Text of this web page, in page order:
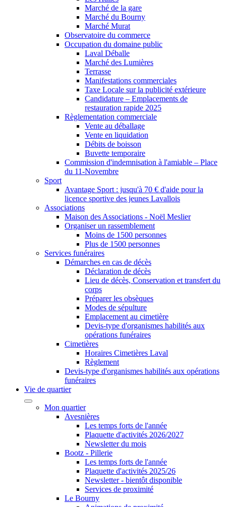
Marché de la gare
Marché du Bourny
Marché Murat
Observatoire du commerce
Occupation du domaine public
Laval Déballe
Marché des Lumières
Terrasse
Manifestations commerciales
Taxe Locale sur la publicité extérieure
Candidature – Emplacements de
restauration rapide 2025
Règlementation commerciale
Vente au déballage
Vente en liquidation
Débits de boisson
Buvette temporaire
Commission d'indemnisation à l'amiable – Place
du 11-Novembre
Sport
Avantage Sport : jusqu'à 70 € d'aide pour la
licence sportive des jeunes Lavallois
Associations
Maison des Associations - Noël Meslier
Organiser un rassemblement
Moins de 1500 personnes
Plus de 1500 personnes
Services funéraires
Démarches en cas de décès
Déclaration de décès
Lieu de décès, Conservation et transfert du
corps
Préparer les obsèques
Modes de sépulture
Emplacement au cimetière
Devis-type d'organismes habilités aux
opérations funéraires
Cimetières
Horaires Cimetières Laval
Règlement
Devis-type d'organismes habilités aux opérations
funéraires
Vie de quartier
Mon quartier
Avesnières
Les temps forts de l'année
Plaquette d'activités 2026/2027
Newsletter du mois
Bootz - Pillerie
Les temps forts de l'année
Plaquette d'activités 2025/26
Newsletter - bientôt disponible
Services de proximité
Le Bourny